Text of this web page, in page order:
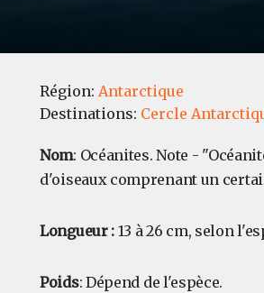
Région: Antarctique
Destinations: Cercle
Nom: Océanites. Note -
d'oiseaux comprenant un
Longueur : 13 à 26 cm, selon
Poids: Dépend de l'espèce.